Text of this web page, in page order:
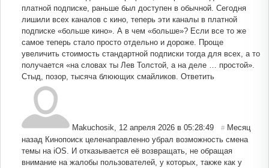
платной подписке, раньше был доступен в обычной. Сегодня
лишили всех каналов с кино, теперь эти каналы в платной
подписке «больше кино». А в чем «больше»? Если все то же
самое теперь стало просто отдельно и дороже. Проще
увеличить стоимость стандартной подписки тогда для всех, а то
получается «на словах ты Лев Толстой, а на деле … простой».
Стыд, позор, тысяча блюющих смайликов. Ответить
Makuchosik, 12 апреля 2026 в 05:28:49 # Месяц
назад Кинопоиск целенаправленно убрал возможность смена
темы на iOS. И отказывается её возвращать, не обращая
внимание на жалобы пользователей, у которых, также как у